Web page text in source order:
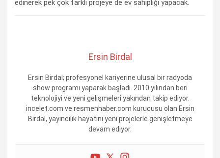
edinerek pek çok farklı projeye de ev sahipliği yapacak.
Ersin Birdal
Ersin Birdal; profesyonel kariyerine ulusal bir radyoda
show programı yaparak başladı. 2010 yılından beri
teknolojiyi ve yeni gelişmeleri yakından takip ediyor.
incelet.com ve resmenhaber.com kurucusu olan Ersin
Birdal, yayıncılık hayatını yeni projelerle genişletmeye
devam ediyor.